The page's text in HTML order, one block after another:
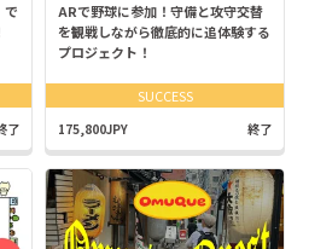
で
了
ARで野球に参加！守備と攻守交替
を観戦しながら徹底的に追体験する
プロジェクト！
SUCCESS
175,800JPY 終了